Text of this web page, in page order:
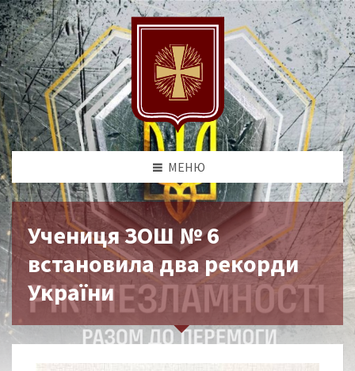
МЕНЮ
Учениця ЗОШ № 6
встановила два рекорди
України